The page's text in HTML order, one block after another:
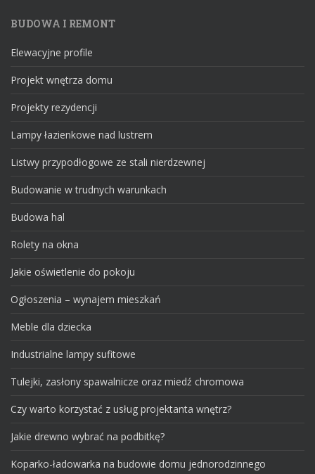
BUDOWA I REMONT
Elewacyjne profile
Projekt wnętrza domu
Projekty rezydencji
Lampy łazienkowe nad lustrem
Listwy przypodłogowe ze stali nierdzewnej
Budowanie w trudnych warunkach
Budowa hal
Rolety na okna
Jakie oświetlenie do pokoju
Ogłoszenia – wynajem mieszkań
Meble dla dziecka
Industrialne lampy sufitowe
Tulejki, zasłony spawalnicze oraz miedź chromowa
Czy warto korzystać z usług projektanta wnętrz?
Jakie drewno wybrać na podbitkę?
Koparko-ładowarka na budowie domu jednorodzinnego